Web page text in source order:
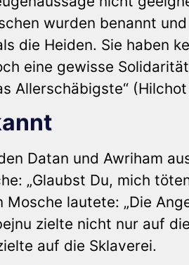
wurden benannt
die Heiden. Sie haben
eine gewisse
Allerschäbigste“ (Hilchot
Datan und Awriham
„Glaubst Du, mich
lautete: „Die
zielte nicht nur auf
auf die Sklaverei.